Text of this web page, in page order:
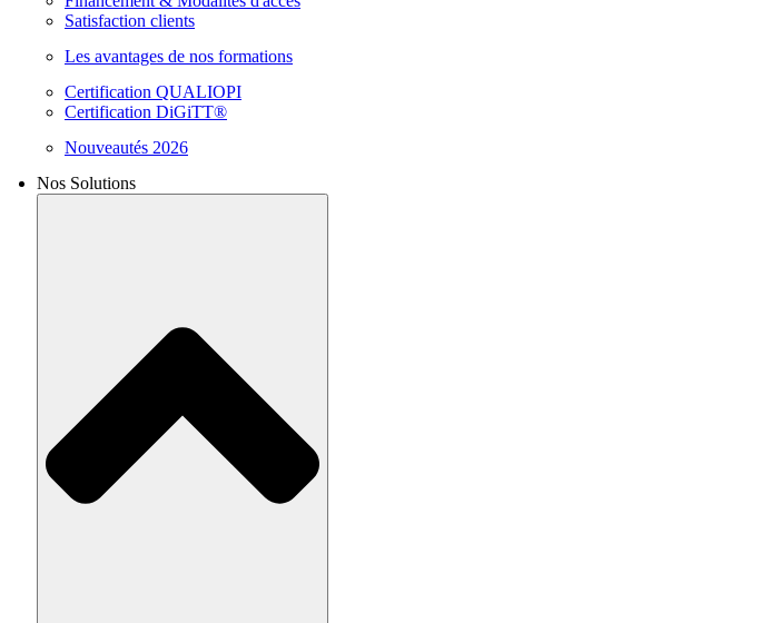
Satisfaction clients
Les avantages de nos formations
Certification QUALIOPI
Certification DiGiTT®
Nouveautés 2026
Nos Solutions